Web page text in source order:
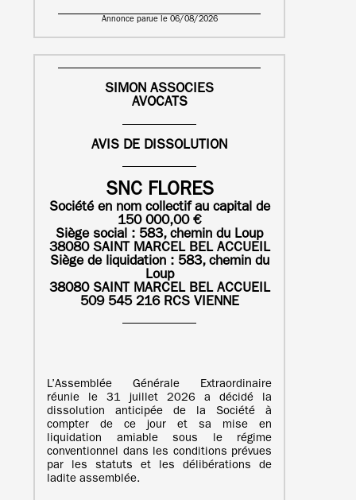
Annonce parue le 06/08/2026
SIMON ASSOCIES
AVOCATS
AVIS DE DISSOLUTION
SNC FLORES
Société en nom collectif au capital de
150 000,00 €
Siège social : 583, chemin du Loup
38080 SAINT MARCEL BEL ACCUEIL
Siège de liquidation : 583, chemin du
Loup
38080 SAINT MARCEL BEL ACCUEIL
509 545 216 RCS VIENNE
L’Assemblée Générale Extraordinaire
réunie le 31 juillet 2026 a décidé la
dissolution anticipée de la Société à
compter de ce jour et sa mise en
liquidation amiable sous le régime
conventionnel dans les conditions prévues
par les statuts et les délibérations de
ladite assemblée.